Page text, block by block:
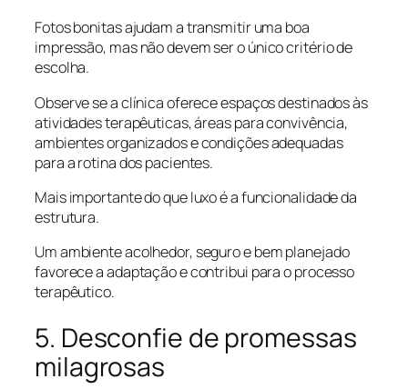
Fotos bonitas ajudam a transmitir uma boa
impressão, mas não devem ser o único critério de
escolha.
Observe se a clínica oferece espaços destinados às
atividades terapêuticas, áreas para convivência,
ambientes organizados e condições adequadas
para a rotina dos pacientes.
Mais importante do que luxo é a funcionalidade da
estrutura.
Um ambiente acolhedor, seguro e bem planejado
favorece a adaptação e contribui para o processo
terapêutico.
5. Desconfie de promessas
milagrosas